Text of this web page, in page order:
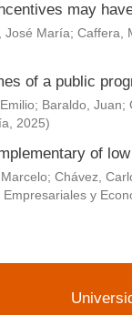
may
José María; Caffera,
of a public
; Baraldo, Juan;
, 2025)
of
; Chávez,
Empresariales y